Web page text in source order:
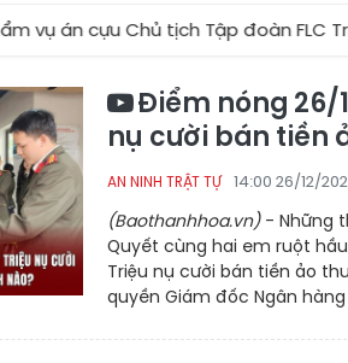
tịch Tập đoàn FLC Trịnh Văn Quyết
Điểm nóng 26/
nụ cười bán tiền
AN NINH TRẬT TỰ 14:00 26/12/
(Baothanhhoa.vn)- Những
Quyết cùng hai em ruột
Triệu nụ cười bán tiền ảo
quyền Giám đốc Ngân hàng